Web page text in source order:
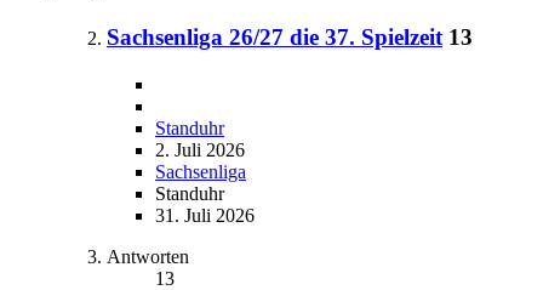
Sachsenliga 26/27 die 37. Spielzeit 13
Standuhr
2. Juli 2026
Sachsenliga
Standuhr
31. Juli 2026
Antworten
13